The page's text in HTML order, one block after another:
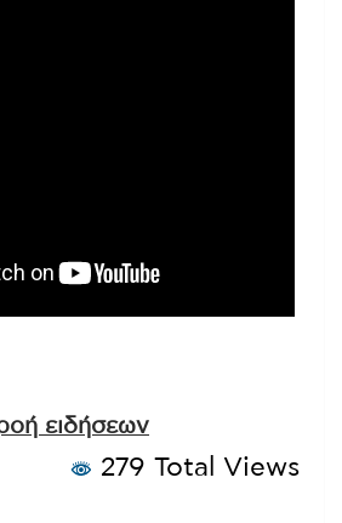
ειδήσεων
279 Total Views